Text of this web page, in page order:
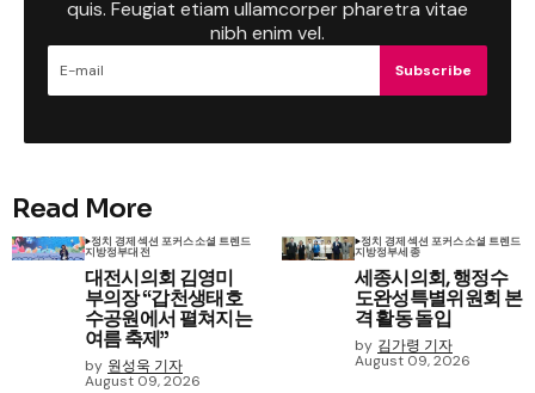
quis. Feugiat etiam ullamcorper pharetra vitae
nibh enim vel.
Subscribe
Read More
정치 경제 섹션 포커스소셜 트렌드
지방정부대전
대전시의회 김영미
부의장 “갑천생태호
수공원에서 펼쳐지는
여름 축제”
by 원성욱 기자
August 09, 2026
정치 경제 섹션 포커스소셜 트렌드
지방정부세종
세종시의회, 행정수
도완성특별위원회 본
격 활동 돌입
by 김가령 기자
August 09, 2026